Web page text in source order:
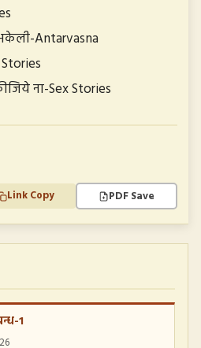
Antarvasna
ना-Sex Stories
Link Copy PDF Save
1